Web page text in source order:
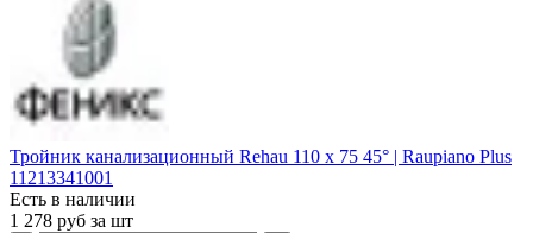
Тройник канализационный Rehau 110 х 75 45° | Raupiano Plus
11213341001
Есть в наличии
1 278 руб за шт